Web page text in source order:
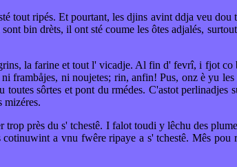
ripés. Et pourtant, les djins avint ddja veu dou
bin drèts, il ont sté coume les ôtes adjalés,
la farine et tout l' vicadje. Al fin d' fevrî, i fjot
frambåjes, ni noujetes; rin, anfin! Pus, onz è yu
sôrtes et pont du rmédes. C'astot perlinadjes
mizéres.
près du s' tchestê. I falot toudi y lêchu des
a vnu fwêre ripaye a s' tchestê. Mês pou